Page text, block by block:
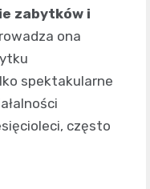
zabytków i
ona
spektakularne
często